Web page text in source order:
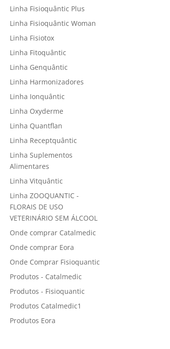
Linha Fisioquântic Plus
Linha Fisioquântic Woman
Linha Fisiotox
Linha Fitoquântic
Linha Genquântic
Linha Harmonizadores
Linha Ionquântic
Linha Oxyderme
Linha Quantflan
Linha Receptquântic
Linha Suplementos
Alimentares
Linha Vitquântic
Linha ZOOQUANTIC -
FLORAIS DE USO
VETERINÁRIO SEM ÁLCOOL
Onde comprar Catalmedic
Onde comprar Eora
Onde Comprar Fisioquantic
Produtos - Catalmedic
Produtos - Fisioquantic
Produtos Catalmedic1
Produtos Eora